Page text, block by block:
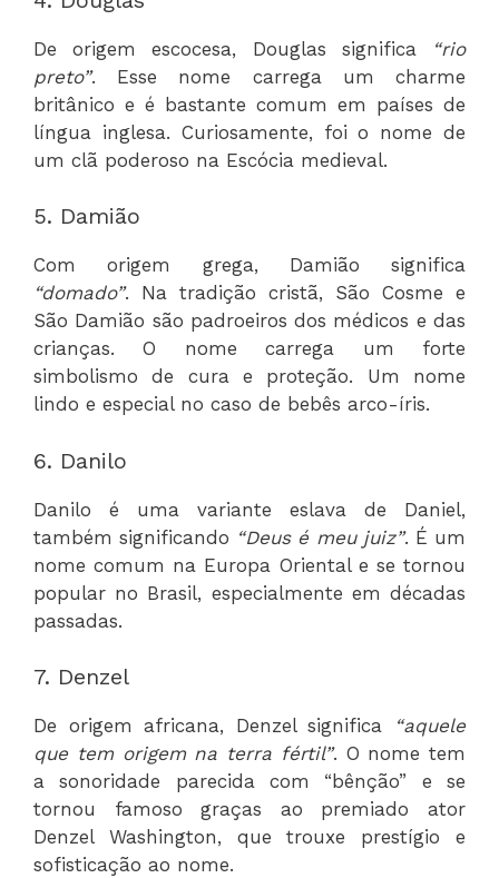
De origem escocesa, Douglas significa
“rio
preto”. Esse nome carrega um charme
britânico e é bastante comum em países de
língua inglesa. Curiosamente, foi o nome de
um clã poderoso na Escócia medieval.
5. Damião
Com origem grega, Damião significa
“domado”. Na tradição cristã, São Cosme e
São Damião são padroeiros dos médicos e das
crianças. O nome carrega um forte
simbolismo de cura e proteção. Um nome
lindo e especial no caso de bebês arco-íris.
6. Danilo
Danilo é uma variante eslava de Daniel,
também significando “Deus é meu juiz”. É um
nome comum na Europa Oriental e se tornou
popular no Brasil, especialmente em décadas
passadas.
7. Denzel
De origem africana, Denzel significa
“aquele
que tem origem na terra fértil”. O nome tem
a sonoridade parecida com “bênção” e se
tornou famoso graças ao premiado ator
Denzel Washington, que trouxe prestígio e
sofisticação ao nome.